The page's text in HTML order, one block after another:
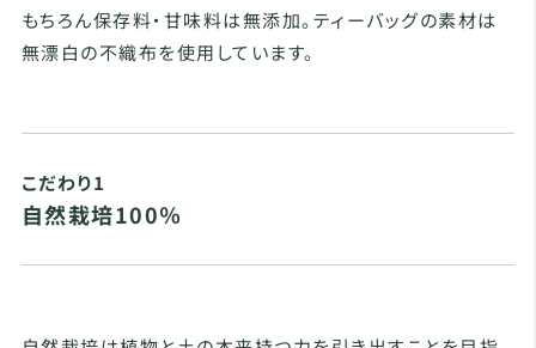
もちろん保存料・甘味料は無添加。ティーバッグの素材は
無漂白の不織布を使用しています。
こだわり1
自然栽培100％